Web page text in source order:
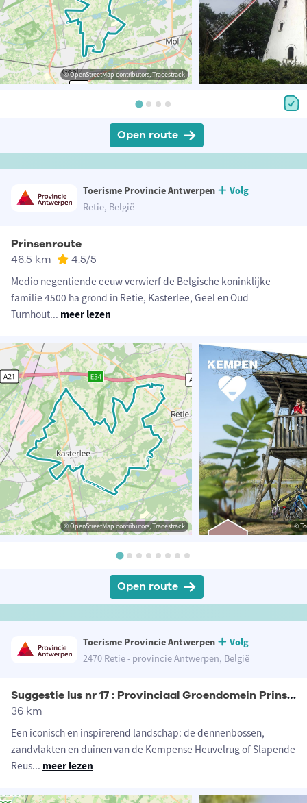
© OpenStreetMap contributors, Tracestrack
Open route
Toerisme Provincie Antwerpen
Volg
Retie, België
Prinsenroute
46.5 km 4.5/5
Medio negentiende eeuw verwierf de Belgische koninklijke
familie 4500 ha grond in Retie, Kasterlee, Geel en Oud-
Turnhout... meer lezen
© OpenStreetMap contributors, Tracestrack ©
Open route
Toerisme Provincie Antwerpen
Volg
2470 Retie - provincie Antwerpen, België
Suggestie lus nr 17 : Provinciaal Groendomein Prinsenpark
36 km
Een iconisch en inspirerend landschap: de dennenbossen,
zandvlakten en duinen van de Kempense Heuvelrug of Slapende
Reus... meer lezen